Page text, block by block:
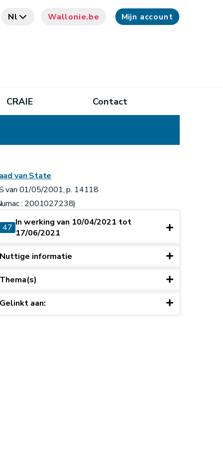
Nl Wallonie.be Mijn account
CRAIE Contact
van State
van 01/05/2001, p. 14118
: 2001027238)
47 In werking van 10/04/2021 tot
17/06/2021
Nuttige informatie
Thema(s)
Gelinkt aan: